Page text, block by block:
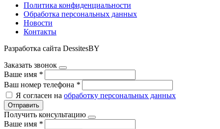
Политика конфиденциальности
Обработка персональных данных
Новости
Контакты
Разработка сайта DessitesBY
Заказать звонок
Ваше имя *
Ваш номер телефона *
Я согласен на обработку персональных данных
Отправить
Получить консультацию
Ваше имя *